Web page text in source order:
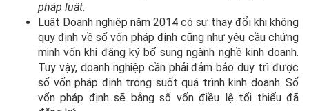
pháp luật.
Luật Doanh nghiệp năm 2014 có sự thay đổi khi không
quy định về số vốn pháp định cũng như yêu cầu chứng
minh vốn khi đăng ký bổ sung ngành nghề kinh doanh.
Tuy vậy, doanh nghiệp cần phải đảm bảo duy trì được
số vốn pháp định trong suốt quá trình kinh doanh. Số
vốn pháp định sẽ bằng số vốn điều lệ tối thiểu đã